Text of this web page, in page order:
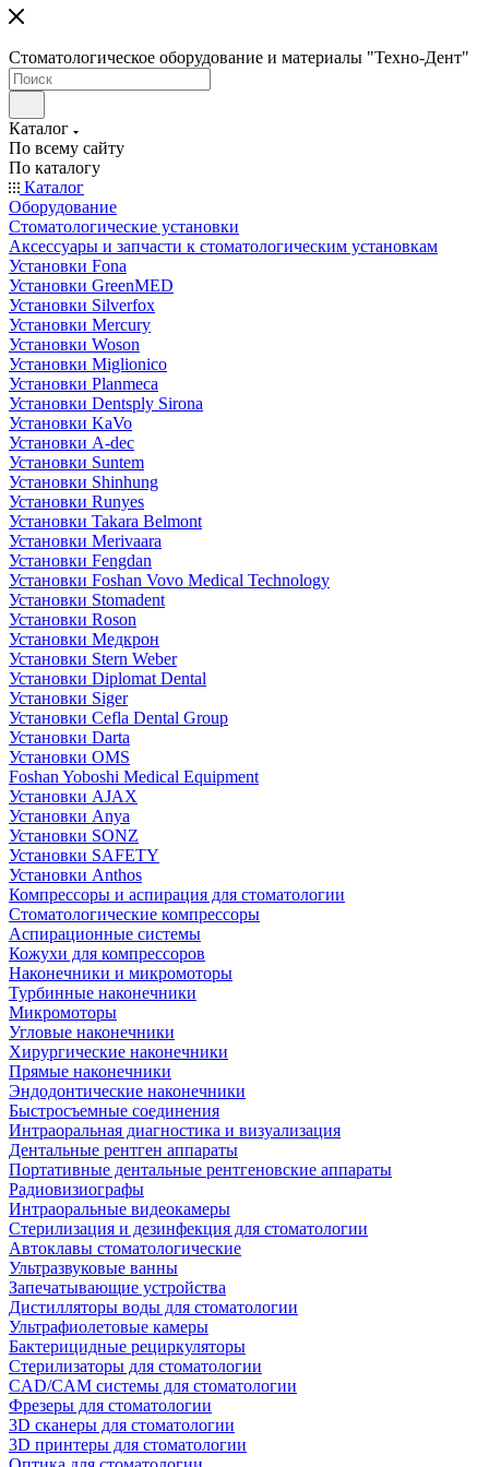
Стоматологическое оборудование и материалы "Техно-Дент"
Каталог
По всему сайту
По каталогу
Каталог
Оборудование
Стоматологические установки
Аксессуары и запчасти к стоматологическим установкам
Установки Fona
Установки GreenMED
Установки Silverfox
Установки Mercury
Установки Woson
Установки Miglionico
Установки Planmeca
Установки Dentsply Sirona
Установки KaVo
Установки A-dec
Установки Suntem
Установки Shinhung
Установки Runyes
Установки Takara Belmont
Установки Merivaara
Установки Fengdan
Установки Foshan Vovo Medical Technology
Установки Stomadent
Установки Roson
Установки Медкрон
Установки Stern Weber
Установки Diplomat Dental
Установки Siger
Установки Cefla Dental Group
Установки Darta
Установки OMS
Foshan Yoboshi Medical Equipment
Установки AJAX
Установки Anya
Установки SONZ
Установки SAFETY
Установки Anthos
Компрессоры и аспирация для стоматологии
Стоматологические компрессоры
Аспирационные системы
Кожухи для компрессоров
Наконечники и микромоторы
Турбинные наконечники
Микромоторы
Угловые наконечники
Хирургические наконечники
Прямые наконечники
Эндодонтические наконечники
Быстросъемные соединения
Интраоральная диагностика и визуализация
Дентальные рентген аппараты
Портативные дентальные рентгеновские аппараты
Радиовизиографы
Интраоральные видеокамеры
Стерилизация и дезинфекция для стоматологии
Автоклавы стоматологические
Ультразвуковые ванны
Запечатывающие устройства
Дистилляторы воды для стоматологии
Ультрафиолетовые камеры
Бактерицидные рециркуляторы
Стерилизаторы для стоматологии
CAD/CAM системы для стоматологии
Фрезеры для стоматологии
3D cканеры для стоматологии
3D принтеры для стоматологии